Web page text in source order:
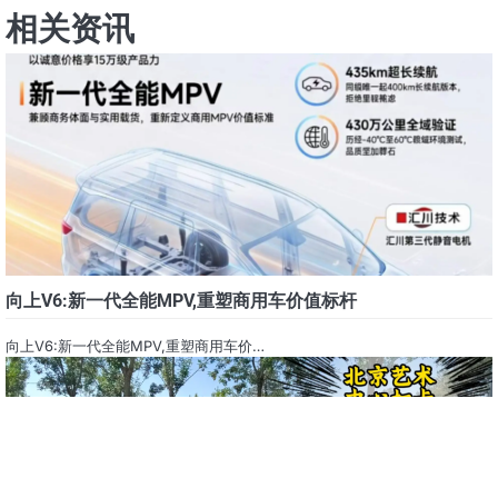
导
航
相关资讯
向上V6:新一代全能MPV,重塑商用车价值标杆
向上V6:新一代全能MPV,重塑商用车价…